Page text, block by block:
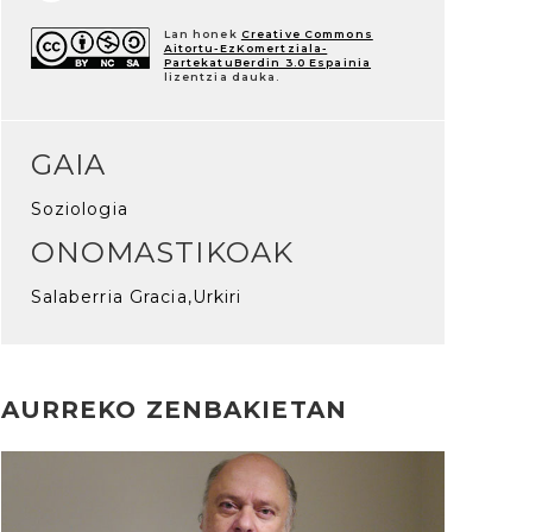
Lan honek Creative Commons
Aitortu-EzKomertziala-
PartekatuBerdin 3.0 Espainia
lizentzia dauka.
GAIA
Soziologia
ONOMASTIKOAK
Salaberria Gracia,Urkiri
AURREKO ZENBAKIETAN